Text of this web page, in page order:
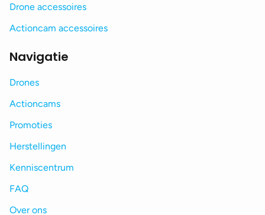
Drone accessoires
Actioncam accessoires
Navigatie
Drones
Actioncams
Promoties
Herstellingen
Kenniscentrum
FAQ
Over ons